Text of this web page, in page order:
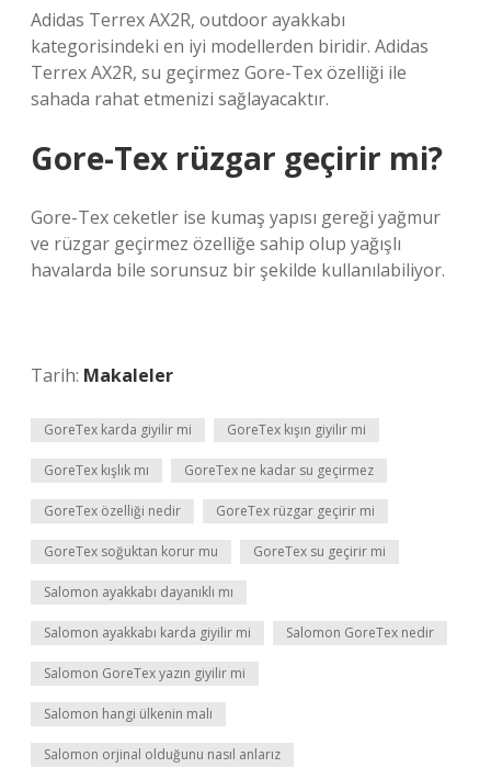
Adidas Terrex AX2R, outdoor ayakkabı
kategorisindeki en iyi modellerden biridir. Adidas
Terrex AX2R, su geçirmez Gore-Tex özelliği ile
sahada rahat etmenizi sağlayacaktır.
Gore-Tex rüzgar geçirir mi?
Gore-Tex ceketler ise kumaş yapısı gereği yağmur
ve rüzgar geçirmez özelliğe sahip olup yağışlı
havalarda bile sorunsuz bir şekilde kullanılabiliyor.
Tarih: Makaleler
GoreTex karda giyilir mi GoreTex kışın giyilir mi
GoreTex kışlık mı GoreTex ne kadar su geçirmez
GoreTex özelliği nedir GoreTex rüzgar geçirir mi
GoreTex soğuktan korur mu GoreTex su geçirir mi
Salomon ayakkabı dayanıklı mı
Salomon ayakkabı karda giyilir mi Salomon GoreTex nedir
Salomon GoreTex yazın giyilir mi
Salomon hangi ülkenin malı
Salomon orjinal olduğunu nasıl anlarız